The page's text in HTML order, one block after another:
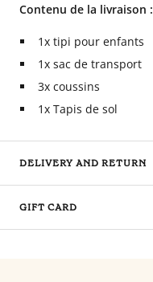
Contenu de la livraison :
1x tipi pour enfants
1x sac de transport
3x coussins
1x Tapis de sol
DELIVERY AND RETURN
GIFT CARD